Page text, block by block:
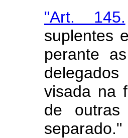
"Art. 145.
suplentes
perante
visada na
de outras
separado."